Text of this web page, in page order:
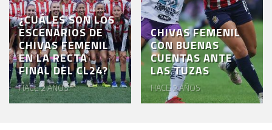
¿CUÁLES SON LOS
ESCENARIOS DE
CHIVAS FEMENIL
EN LA RECTA
FINAL DEL CL24?
HACE 2 AÑOS
CHIVAS FEMENIL
CON BUENAS
CUENTAS ANTE
LAS TUZAS
HACE 2 AÑOS